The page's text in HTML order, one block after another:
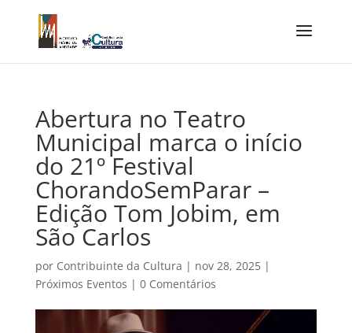
Abertura no Teatro
Municipal marca o início
do 21º Festival
ChorandoSemParar –
Edição Tom Jobim, em
São Carlos
por Contribuinte da Cultura | nov 28, 2025|
Próximos Eventos | 0 Comentários